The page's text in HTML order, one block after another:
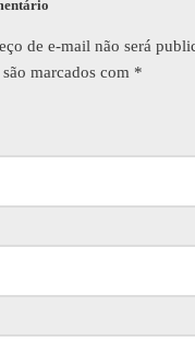
de e-mail não será
marcados com *